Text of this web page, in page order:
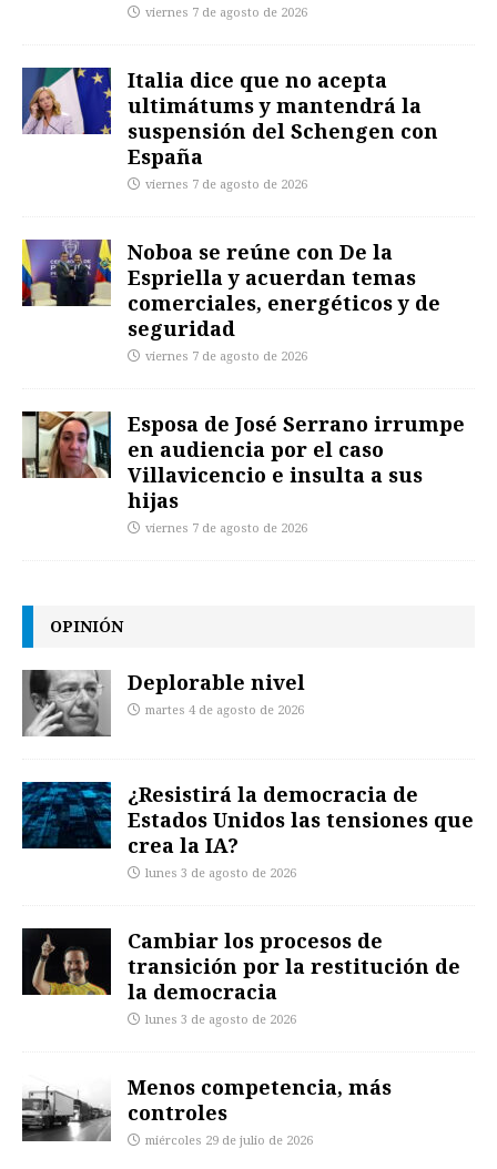
viernes 7 de agosto de 2026
Italia dice que no acepta
ultimátums y mantendrá la
suspensión del Schengen con
España
viernes 7 de agosto de 2026
Noboa se reúne con De la
Espriella y acuerdan temas
comerciales, energéticos y de
seguridad
viernes 7 de agosto de 2026
Esposa de José Serrano irrumpe
en audiencia por el caso
Villavicencio e insulta a sus
hijas
viernes 7 de agosto de 2026
OPINIÓN
Deplorable nivel
martes 4 de agosto de 2026
¿Resistirá la democracia de
Estados Unidos las tensiones que
crea la IA?
lunes 3 de agosto de 2026
Cambiar los procesos de
transición por la restitución de
la democracia
lunes 3 de agosto de 2026
Menos competencia, más
controles
miércoles 29 de julio de 2026